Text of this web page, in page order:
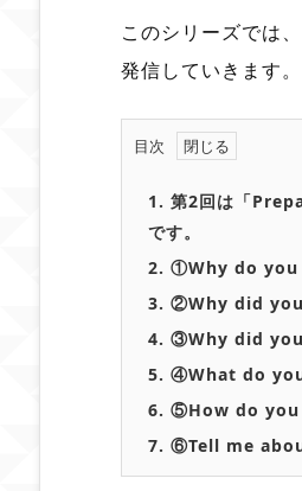
このシリーズでは
発信していきます。
目次
1. 第2回は 「
です。
2. ①Why do
3. ②Why did
4. ③Why did
5. ④What do
6. ⑤How do you
7. ⑥Tell me